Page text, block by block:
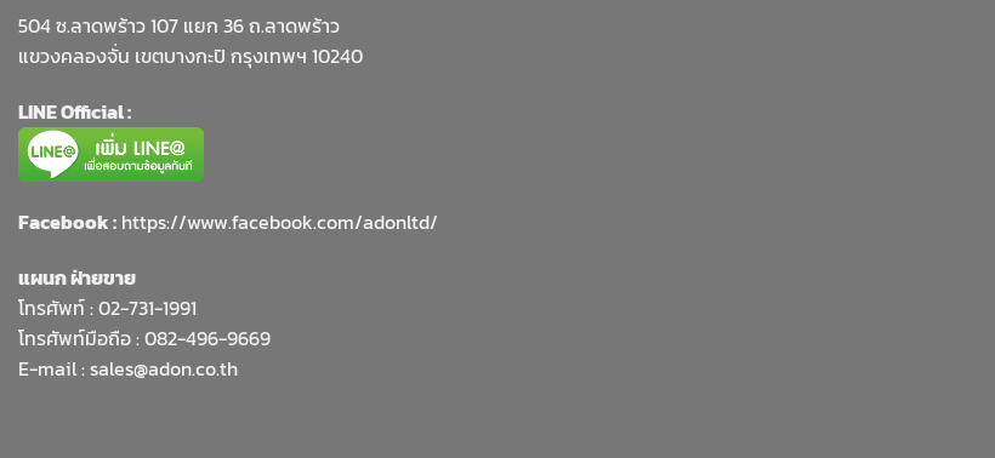
504 ซ.ลาดพร้าว 107 แยก 36 ถ.ลาดพร้าว
แขวงคลองจั่น เขตบางกะปิ กรุงเทพฯ 10240
LINE Official :
Facebook : https://www.facebook.com/adonltd/
แผนก ฝ่ายขาย
โทรศัพท์ : 02-731-1991
โทรศัพท์มือถือ : 082-496-9669
E-mail : sales@adon.co.th